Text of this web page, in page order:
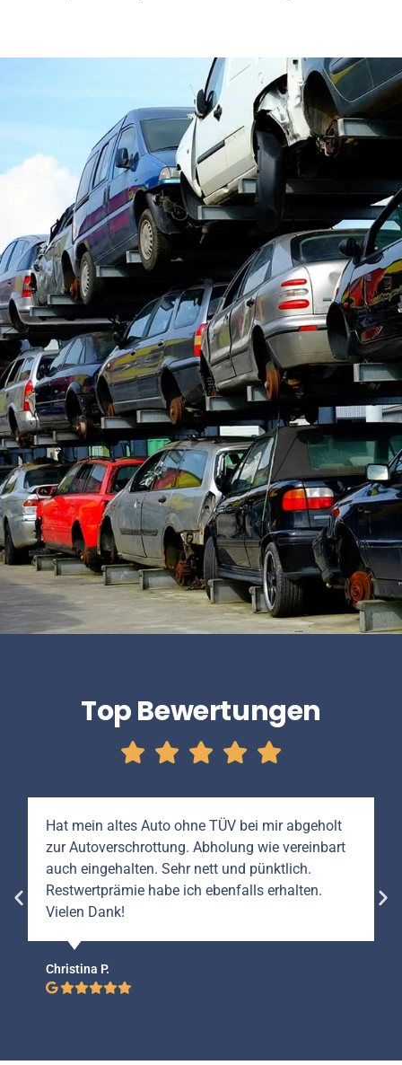
Top Bewertungen
Hat mein altes Auto ohne TÜV bei mir abgeholt
zur Autoverschrottung. Abholung wie vereinbart
auch eingehalten. Sehr nett und pünktlich.
Restwertprämie habe ich ebenfalls erhalten.
Vielen Dank!
Christina P.